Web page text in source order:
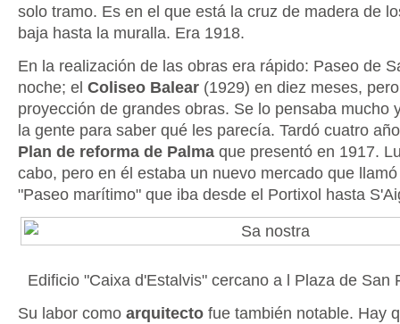
solo tramo. Es en el que está la cruz de madera de
baja hasta la muralla. Era 1918.
En la realización de las obras era rápido: Paseo de
noche; el Coliseo Balear(1929) en diez meses,
proyección de grandes obras. Se lo pensaba mucho
la gente para saber qué les parecía. Tardó cuatro
Plan de reforma de Palmaque presentó en 1917.
cabo, pero en él estaba un nuevo mercado que
"Paseo marítimo" que iba desde el Portixol hasta
Edificio "Caixa d'Estalvis" cercano a l Plaza de San
Su labor como arquitectofue también notable. Hay